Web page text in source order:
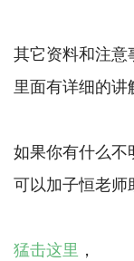
其它资料和注意
里面有详细的讲
如果你有什么不
可以加子恒老师
猛击这里 ，